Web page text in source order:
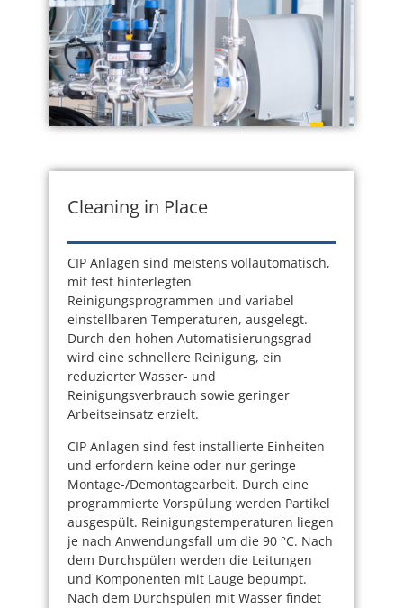
Cleaning in Place
CIP Anlagen sind meistens vollautomatisch,
mit fest hinterlegten
Reinigungsprogrammen und variabel
einstellbaren Temperaturen, ausgelegt.
Durch den hohen Automatisierungsgrad
wird eine schnellere Reinigung, ein
reduzierter Wasser- und
Reinigungsverbrauch sowie geringer
Arbeitseinsatz erzielt.
CIP Anlagen sind fest installierte Einheiten
und erfordern keine oder nur geringe
Montage-/Demontagearbeit. Durch eine
programmierte Vorspülung werden Partikel
ausgespült. Reinigungstemperaturen liegen
je nach Anwendungsfall um die 90 °C. Nach
dem Durchspülen werden die Leitungen
und Komponenten mit Lauge bepumpt.
Nach dem Durchspülen mit Wasser findet